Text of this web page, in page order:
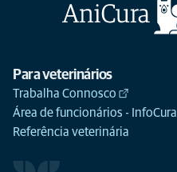
Para veterinários
Trabalha Connosco
Área de funcionários - InfoCura
Referência veterinária